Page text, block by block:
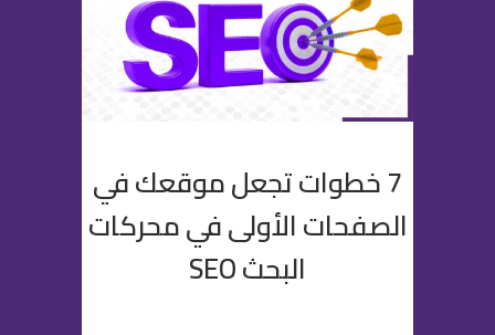
7 خطوات تجعل موقعك في
الصفحات الأولى في محركات
البحث SEO